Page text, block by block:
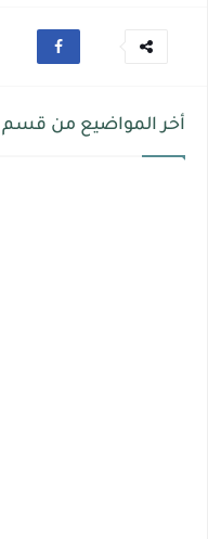
أخر المواضيع من قسم :